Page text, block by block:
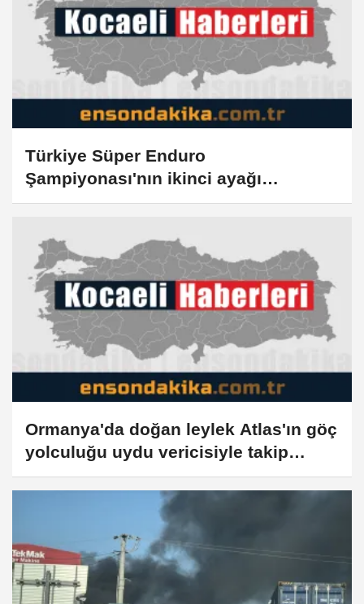
Türkiye Süper Enduro
Şampiyonası'nın ikinci ayağı
Kocaeli'de yapılacak
Ormanya'da doğan leylek Atlas'ın göç
yolculuğu uydu vericisiyle takip
edilecek